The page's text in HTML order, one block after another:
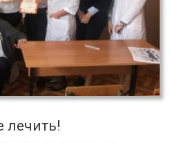
лечить!